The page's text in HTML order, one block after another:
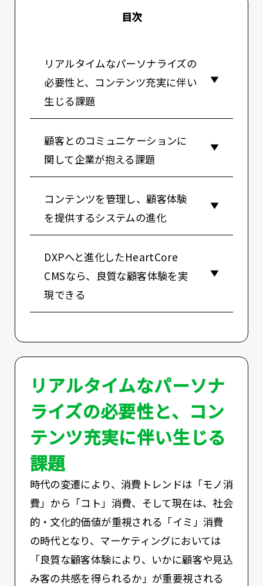
目次
リアルタイムなパーソナライズの
必要性と、コンテンツ充実に伴い
生じる課題
顧客とのコミュニケーションに
関して企業が抱える課題
コンテンツを管理し、顧客体験
を提供するシステムの進化
DXPへと進化したHeartCore
CMSなら、良質な顧客体験を実
現できる
リアルタイムなパーソナ
ライズの必要性と、コン
テンツ充実に伴い生じる
課題
時代の変遷により、消費トレンドは「モノ消
費」から「コト」消費、そして現在は、社会
的・文化的価値が重視される「イミ」消費
の時代となり、マーケティングにおいては
「良質な顧客体験により、いかに顧客や見込
み客の共感を得られるか」が重要視される